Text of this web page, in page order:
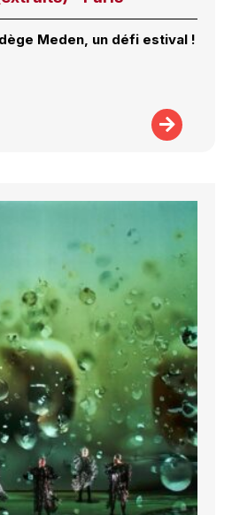
Meden, un défi estival !